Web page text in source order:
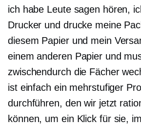
ich habe Leute sagen hören,
Drucker und drucke meine
diesem Papier und mein
einem anderen Papier und
zwischendurch die Fächer
ist einfach ein mehrstufiger
durchführen, den wir jetzt
können, um ein Klick für sie,